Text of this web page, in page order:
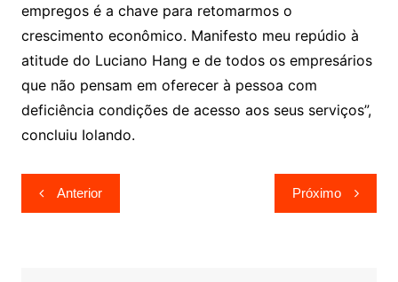
empregos é a chave para retomarmos o
crescimento econômico. Manifesto meu repúdio à
atitude do Luciano Hang e de todos os empresários
que não pensam em oferecer à pessoa com
deficiência condições de acesso aos seus serviços”,
concluiu Iolando.
Navegação
de
Anterior Próximo